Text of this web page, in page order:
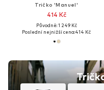
Tričko 'Manuel'
414 Kč
Původně: 1 249 Kč
Poslední nejnižší cena:414 Kč